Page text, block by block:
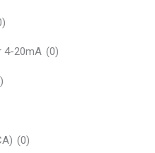
4-20mA (0)
(0)